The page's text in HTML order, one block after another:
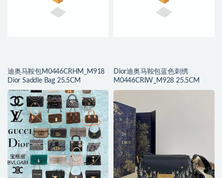
迪奥马鞍包M0446CRHM_M918
Dior Saddle Bag 25.5CM
Dior迪奥马鞍包蓝色刺绣
M0446CRIW_M928 25.5CM